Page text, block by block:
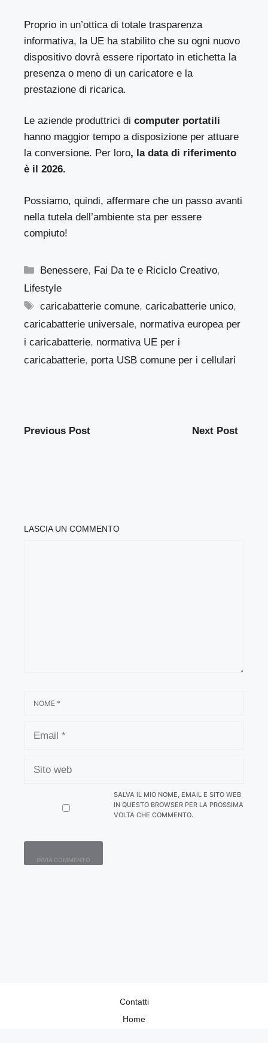
Proprio in un’ottica di totale trasparenza
informativa, la UE ha stabilito che su ogni nuovo
dispositivo dovrà essere riportato in etichetta la
presenza o meno di un caricatore e la
prestazione di ricarica.
Le aziende produttrici dicomputer portatili
hanno maggior tempo a disposizione per attuare
la conversione. Per loro, la data di riferimento
è il 2026.
Possiamo, quindi, affermare che un passo avanti
nella tutela dell’ambiente sta per essere
compiuto!
Categorie
Benessere, Fai Da te e Riciclo Creativo,
Lifestyle
Tag
caricabatterie comune,caricabatterie unico,
caricabatterie universale, normativa europea per
i caricabatterie, normativa UE per i
caricabatterie, porta USB comune per i cellulari
Previous Post Next Post
LASCIA UN COMMENTO
WEB
SALVA IL MIO NOME, EMAIL E SITO WEB
IN QUESTO BROWSER PER LA PROSSIMA
VOLTA CHE COMMENTO.
Contatti
Home